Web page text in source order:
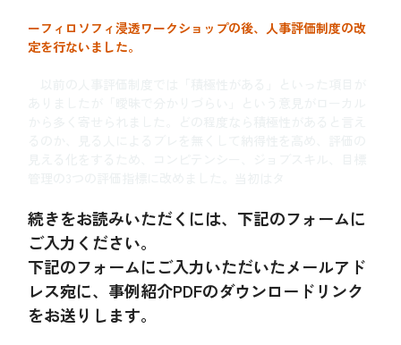
ーフィロソフィ浸透ワークショップの後、人事評価制度の改
定を行ないました。
続きをお読みいただくには、下記のフォームに
ご入力ください。
下記のフォームにご入力いただいたメールアド
レス宛に、事例紹介PDFのダウンロードリンク
をお送りします。